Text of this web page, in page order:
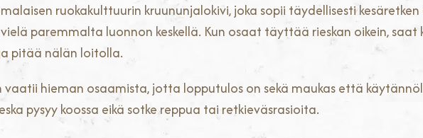
ruokakulttuurin kruununjalokivi, joka sopii täydellisesti
paremmalta luonnon keskellä. Kun osaat täyttää rieskan oikein,
pitää nälän loitolla.
vaatii hieman osaamista, jotta lopputulos on sekä maukas että
pysyy koossa eikä sotke reppua tai retkieväsrasioita.